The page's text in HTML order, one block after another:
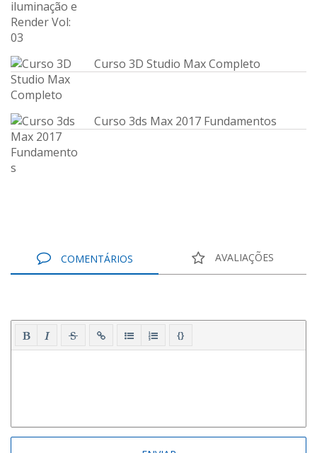
Curso 3D Studio Max Completo
Curso 3ds Max 2017 Fundamentos
COMENTÁRIOS AVALIAÇÕES
{}